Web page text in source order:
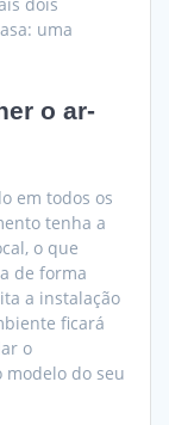
uma
o ar-
em todos os
tenha a
o que
de forma
a instalação
ficará
o
do seu